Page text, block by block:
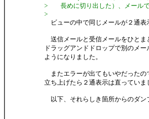
> 長めに切り出した）、メールで
>
ビューの中で同じメールが２通表
送信メールと受信メールをひとま
ドラッグアンドドロップで別のメ
ようになりました。
またエラーが出てもいやだったの
立ち上げたら２通表示は直っていま
以下、それらしき箇所からのダン